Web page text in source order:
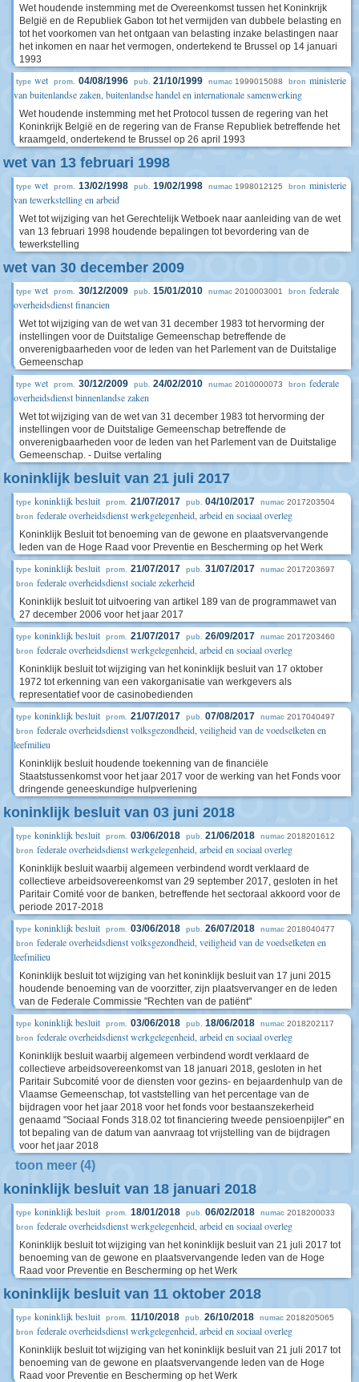
Wet houdende instemming met de Overeenkomst tussen het Koninkrijk
België en de Republiek Gabon tot het vermijden van dubbele belasting en
tot het voorkomen van het ontgaan van belasting inzake belastingen naar
het inkomen en naar het vermogen, ondertekend te Brussel op 14 januari
1993
type wet prom. 04/08/1996 pub. 21/10/1999 numac 1999015088 bron ministerie
van buitenlandse zaken, buitenlandse handel en internationale samenwerking
Wet houdende instemming met het Protocol tussen de regering van het
Koninkrijk België en de regering van de Franse Republiek betreffende het
kraamgeld, ondertekend te Brussel op 26 april 1993
wet van 13 februari 1998
type wet prom. 13/02/1998 pub. 19/02/1998 numac 1998012125 bron ministerie
van tewerkstelling en arbeid
Wet tot wijziging van het Gerechtelijk Wetboek naar aanleiding van de wet
van 13 februari 1998 houdende bepalingen tot bevordering van de
tewerkstelling
wet van 30 december 2009
type wet prom. 30/12/2009 pub. 15/01/2010 numac 2010003001 bron federale
overheidsdienst financien
Wet tot wijziging van de wet van 31 december 1983 tot hervorming der
instellingen voor de Duitstalige Gemeenschap betreffende de
onverenigbaarheden voor de leden van het Parlement van de Duitstalige
Gemeenschap
type wet prom. 30/12/2009 pub. 24/02/2010 numac 2010000073 bron federale
overheidsdienst binnenlandse zaken
Wet tot wijziging van de wet van 31 december 1983 tot hervorming der
instellingen voor de Duitstalige Gemeenschap betreffende de
onverenigbaarheden voor de leden van het Parlement van de Duitstalige
Gemeenschap. - Duitse vertaling
koninklijk besluit van 21 juli 2017
type koninklijk besluit prom. 21/07/2017 pub. 04/10/2017 numac 2017203504
bron federale overheidsdienst werkgelegenheid, arbeid en sociaal overleg
Koninklijk Besluit tot benoeming van de gewone en plaatsvervangende
leden van de Hoge Raad voor Preventie en Bescherming op het Werk
type koninklijk besluit prom. 21/07/2017 pub. 31/07/2017 numac 2017203697
bron federale overheidsdienst sociale zekerheid
Koninklijk besluit tot uitvoering van artikel 189 van de programmawet van
27 december 2006 voor het jaar 2017
type koninklijk besluit prom. 21/07/2017 pub. 26/09/2017 numac 2017203460
bron federale overheidsdienst werkgelegenheid, arbeid en sociaal overleg
Koninklijk besluit tot wijziging van het koninklijk besluit van 17 oktober
1972 tot erkenning van een vakorganisatie van werkgevers als
representatief voor de casinobedienden
type koninklijk besluit prom. 21/07/2017 pub. 07/08/2017 numac 2017040497
bron federale overheidsdienst volksgezondheid, veiligheid van de voedselketen en
leefmilieu
Koninklijk besluit houdende toekenning van de financiële
Staatstussenkomst voor het jaar 2017 voor de werking van het Fonds voor
dringende geneeskundige hulpverlening
koninklijk besluit van 03 juni 2018
type koninklijk besluit prom. 03/06/2018 pub. 21/06/2018 numac 2018201612
bron federale overheidsdienst werkgelegenheid, arbeid en sociaal overleg
Koninklijk besluit waarbij algemeen verbindend wordt verklaard de
collectieve arbeidsovereenkomst van 29 september 2017, gesloten in het
Paritair Comité voor de banken, betreffende het sectoraal akkoord voor de
periode 2017-2018
type koninklijk besluit prom. 03/06/2018 pub. 26/07/2018 numac 2018040477
bron federale overheidsdienst volksgezondheid, veiligheid van de voedselketen en
leefmilieu
Koninklijk besluit tot wijziging van het koninklijk besluit van 17 juni 2015
houdende benoeming van de voorzitter, zijn plaatsvervanger en de leden
van de Federale Commissie "Rechten van de patiënt"
type koninklijk besluit prom. 03/06/2018 pub. 18/06/2018 numac 2018202117
bron federale overheidsdienst werkgelegenheid, arbeid en sociaal overleg
Koninklijk besluit waarbij algemeen verbindend wordt verklaard de
collectieve arbeidsovereenkomst van 18 januari 2018, gesloten in het
Paritair Subcomité voor de diensten voor gezins- en bejaardenhulp van de
Vlaamse Gemeenschap, tot vaststelling van het percentage van de
bijdragen voor het jaar 2018 voor het fonds voor bestaanszekerheid
genaamd "Sociaal Fonds 318.02 tot financiering tweede pensioenpijler" en
tot bepaling van de datum van aanvraag tot vrijstelling van de bijdragen
voor het jaar 2018
toon meer (4)
koninklijk besluit van 18 januari 2018
type koninklijk besluit prom. 18/01/2018 pub. 06/02/2018 numac 2018200033
bron federale overheidsdienst werkgelegenheid, arbeid en sociaal overleg
Koninklijk besluit tot wijziging van het koninklijk besluit van 21 juli 2017 tot
benoeming van de gewone en plaatsvervangende leden van de Hoge
Raad voor Preventie en Bescherming op het Werk
koninklijk besluit van 11 oktober 2018
type koninklijk besluit prom. 11/10/2018 pub. 26/10/2018 numac 2018205065
bron federale overheidsdienst werkgelegenheid, arbeid en sociaal overleg
Koninklijk besluit tot wijziging van het koninklijk besluit van 21 juli 2017 tot
benoeming van de gewone en plaatsvervangende leden van de Hoge
Raad voor Preventie en Bescherming op het Werk